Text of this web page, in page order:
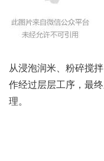
从浸泡润米、粉碎搅
作经过层层工序，最
理。